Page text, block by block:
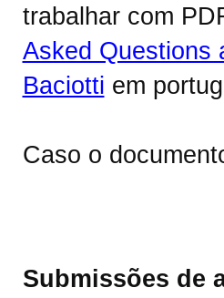
trabalhar com
Asked Questions
Baciotti em
Caso o
Submissões de